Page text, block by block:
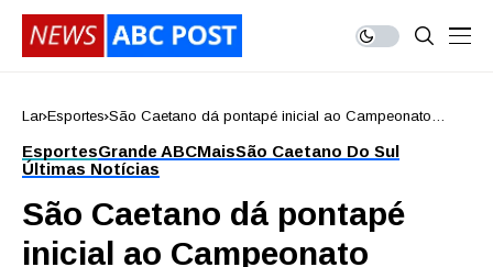
Lar Esportes São Caetano dá pontapé inicial ao Campeonato
EsportesGrande ABCMaisSão Caetano Do Sul
Últimas Notícias
São Caetano dá pontapé
inicial ao Campeonato